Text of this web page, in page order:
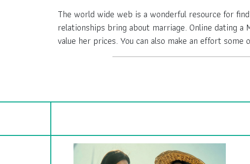
The world wide web is a wonderful resource for
relationships bring about marriage. Online dating
value her prices. You can also make an effort